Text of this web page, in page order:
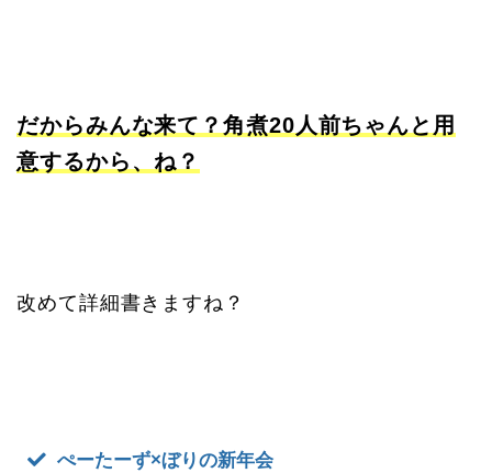
だからみんな来て？角煮20人前ちゃんと用
意するから、ね？
改めて詳細書きますね？
ぺーたーず×ぼりの新年会